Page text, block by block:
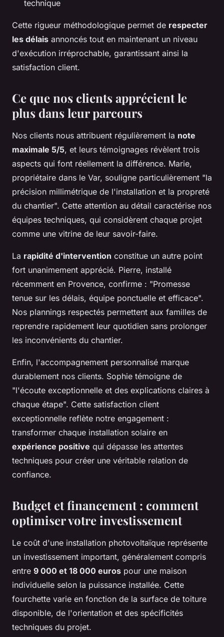
technique
Cette rigueur méthodologique permet de respecter
les délais annoncés tout en maintenant un niveau
d'exécution irréprochable, garantissant ainsi la
satisfaction client.
Ce que nos clients apprécient le
plus dans leur parcours
Nos clients nous attribuent régulièrement la note
maximale 5/5, et leurs témoignages révèlent trois
aspects qui font réellement la différence. Marie,
propriétaire dans le Var, souligne particulièrement "la
précision millimétrique de l'installation et la propreté
du chantier". Cette attention au détail caractérise nos
équipes techniques, qui considèrent chaque projet
comme une vitrine de leur savoir-faire.
La rapidité d'intervention constitue un autre point
fort unanimement apprécié. Pierre, installé
récemment en Provence, confirme : "Promesse
tenue sur les délais, équipe ponctuelle et efficace".
Nos plannings respectés permettent aux familles de
reprendre rapidement leur quotidien sans prolonger
les inconvénients du chantier.
Enfin, l'accompagnement personnalisé marque
durablement nos clients. Sophie témoigne de
"l'écoute exceptionnelle et des explications claires à
chaque étape". Cette satisfaction client
exceptionnelle reflète notre engagement :
transformer chaque installation solaire en
expérience positive qui dépasse les attentes
techniques pour créer une véritable relation de
confiance.
Budget et financement : comment
optimiser votre investissement
Le coût d'une installation photovoltaïque représente
un investissement important, généralement compris
entre 9 000 et 18 000 euros pour une maison
individuelle selon la puissance installée. Cette
fourchette varie en fonction de la surface de toiture
disponible, de l'orientation et des spécificités
techniques du projet.